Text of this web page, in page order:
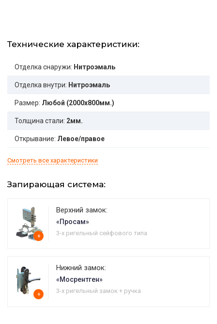
Технические характеристики:
Отделка снаружи: Нитроэмаль
Отделка внутри: Нитроэмаль
Размер: Любой (2000x800мм.)
Толщина стали: 2мм.
Открывание: Левое/правое
Смотреть все характеристики
Запирающая система:
+
Верхний замок:
«Просам»
3-х ригельный сейфового типа
+
Нижний замок:
«Мосрентген»
3-х ригельный замок + ручка